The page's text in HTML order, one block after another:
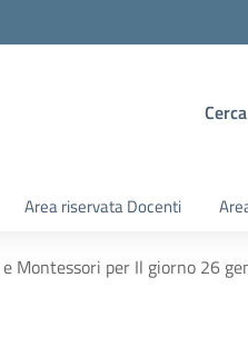
Cerca
Area riservata Docenti
Montessori per Il giorno 26